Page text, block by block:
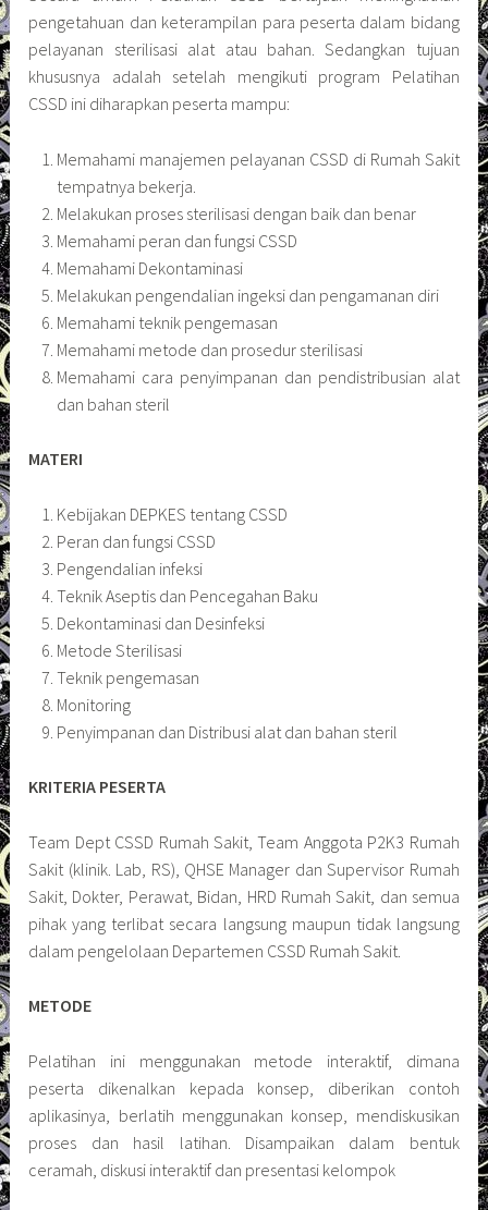
pengetahuan dan keterampilan para peserta dalam bidang
pelayanan sterilisasi alat atau bahan. Sedangkan tujuan
khususnya adalah setelah mengikuti program Pelatihan
CSSD ini diharapkan peserta mampu:
Memahami manajemen pelayanan CSSD di Rumah Sakit
tempatnya bekerja.
Melakukan proses sterilisasi dengan baik dan benar
Memahami peran dan fungsi CSSD
Memahami Dekontaminasi
Melakukan pengendalian ingeksi dan pengamanan diri
Memahami teknik pengemasan
Memahami metode dan prosedur sterilisasi
Memahami cara penyimpanan dan pendistribusian alat
dan bahan steril
MATERI
Kebijakan DEPKES tentang CSSD
Peran dan fungsi CSSD
Pengendalian infeksi
Teknik Aseptis dan Pencegahan Baku
Dekontaminasi dan Desinfeksi
Metode Sterilisasi
Teknik pengemasan
Monitoring
Penyimpanan dan Distribusi alat dan bahan steril
KRITERIA PESERTA
Team Dept CSSD Rumah Sakit, Team Anggota P2K3 Rumah
Sakit (klinik. Lab, RS), QHSE Manager dan Supervisor Rumah
Sakit, Dokter, Perawat, Bidan, HRD Rumah Sakit, dan semua
pihak yang terlibat secara langsung maupun tidak langsung
dalam pengelolaan Departemen CSSD Rumah Sakit.
METODE
Pelatihan ini menggunakan metode interaktif, dimana
peserta dikenalkan kepada konsep, diberikan contoh
aplikasinya, berlatih menggunakan konsep, mendiskusikan
proses dan hasil latihan. Disampaikan dalam bentuk
ceramah, diskusi interaktif dan presentasi kelompok